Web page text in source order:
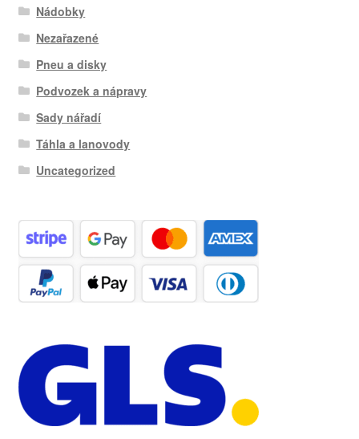
Nádobky
Nezařazené
Pneu a disky
Podvozek a nápravy
Sady nářadí
Táhla a lanovody
Uncategorized